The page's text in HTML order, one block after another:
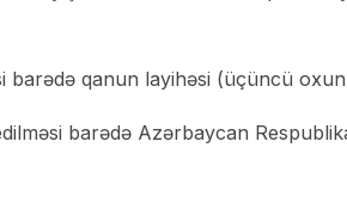
barədə qanun layihəsi (üçüncü
barədə Azərbaycan